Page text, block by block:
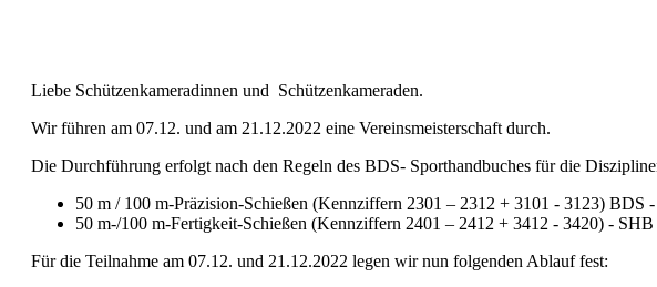
Liebe Schützenkameradinnen und Schützenkameraden.
Wir führen am 07.12. und am 21.12.2022 eine Vereinsmeisterschaft durch.
Die Durchführung erfolgt nach den Regeln des BDS- Sporthandbuches für die
50 m / 100 m-Präzision-Schießen (Kennziffern 2301 – 2312 + 3101 - 3123) BDS
50 m-/100 m-Fertigkeit-Schießen (Kennziffern 2401 – 2412 + 3412 - 3420) -
Für die Teilnahme am 07.12. und 21.12.2022 legen wir nun folgenden Ablauf fest: